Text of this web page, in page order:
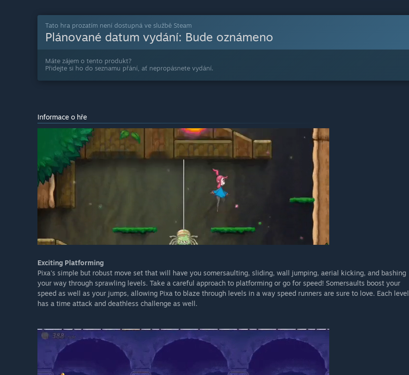
Tato hra prozatím není dostupná ve službě Steam
Plánované datum vydání: Bude oznámeno
Máte zájem o tento produkt?
Přidejte si ho do seznamu přání, ať nepropásnete vydání.
Informace o hře
Exciting Platforming
Pixa's simple but robust move set that will have you somersaulting, sliding, wall jumping, aerial kicking, and bashing
your way through sprawling levels. Take a careful approach to platforming or go for speed! Somersaults boost your
speed as well as your jumps, allowing Pixa to blaze through levels in a way speed runners are sure to love. Each level
has a time attack and deathless challenge as well.